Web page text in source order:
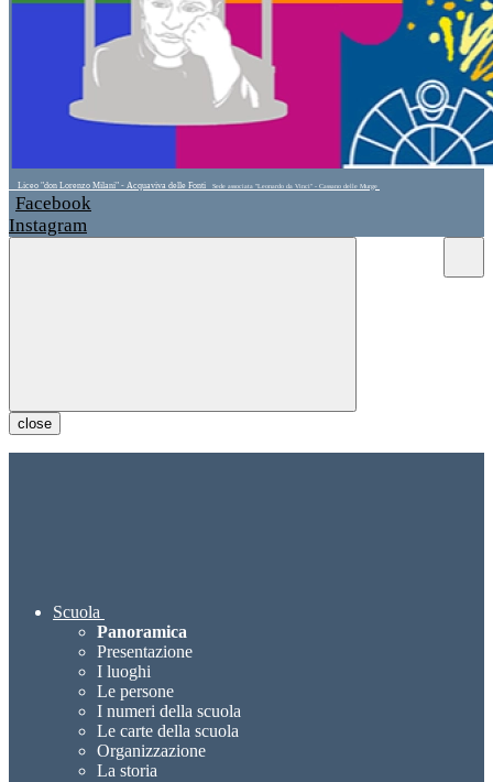
Liceo "don Lorenzo Milani" - Acquaviva delle Fonti Sede associata "Leonardo da Vinci" - Cassano delle Murge
Facebook
Instagram
close
Scuola
Panoramica
Presentazione
I luoghi
Le persone
I numeri della scuola
Le carte della scuola
Organizzazione
La storia